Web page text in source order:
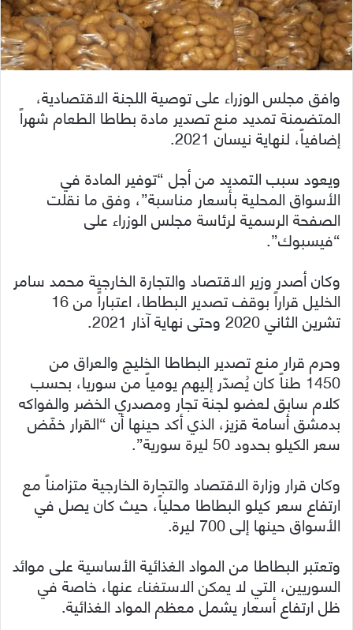
وافق مجلس الوزراء على توصية اللجنة الاقتصادية،
المتضمنة تمديد منع تصدير مادة بطاطا الطعام شهراً
إضافياً، لنهاية نيسان 2021.
ويعود سبب التمديد من أجل “توفير المادة في
الأسواق المحلية بأسعار مناسبة”، وفق ما نقلت
الصفحة الرسمية لرئاسة مجلس الوزراء على
“فيسبوك”.
وكان أصدر وزير الاقتصاد والتجارة الخارجية محمد سامر
الخليل قراراً بوقف تصدير البطاطا، اعتباراً من 16
تشرين الثاني 2020 وحتى نهاية آذار 2021.
وحرم قرار منع تصدير البطاطا الخليج والعراق من
1450 طناً كان يُصدّر إليهم يومياً من سوريا، بحسب
كلام سابق لعضو لجنة تجار ومصدري الخضر والفواكه
بدمشق أسامة قزيز، الذي أكد حينها أن “القرار خفّض
سعر الكيلو بحدود 50 ليرة سورية”.
وكان قرار وزارة الاقتصاد والتجارة الخارجية متزامناً مع
ارتفاع سعر كيلو البطاطا محلياً، حيث كان يصل في
الأسواق حينها إلى 700 ليرة.
وتعتبر البطاطا من المواد الغذائية الأساسية على موائد
السوريين، التي لا يمكن الاستغناء عنها، خاصة في
ظل ارتفاع أسعار يشمل معظم المواد الغذائية.